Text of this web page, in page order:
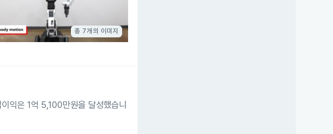
총 7개의 이미지
익은 1억 5,100만원을 달성했습니